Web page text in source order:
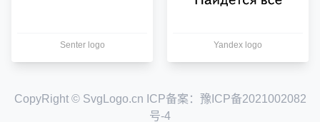
Senter logo Yandex logo
CopyRight © SvgLogo.cn ICP备案： 豫ICP备2021002082
号-4